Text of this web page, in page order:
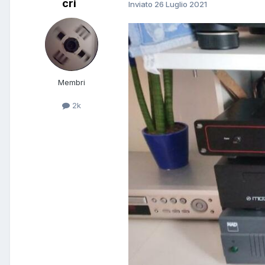
cri
Membri
2k
Inviato 26 Luglio 2021